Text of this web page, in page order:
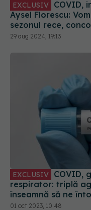
EXCLUSIV
Aysel Florescu:
sezonul rece,
29 aug 2024, 19:13
EXCLUSIV
respirator: triplă
înseamnă să ne
timpul pandemiei!
01 oct 2023, 10:48